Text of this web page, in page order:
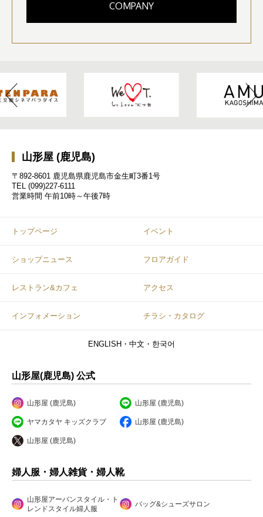
COMPANY
山形屋 (鹿児島)
〒892-8601 鹿児島県鹿児島市金生町3番1号
TEL (099)227-6111
営業時間 午前10時～午後7時
トップページ イベント
ショップニュース フロアガイド
レストラン&カフェ アクセス
インフォメーション チラシ・カタログ
ENGLISH・中文・한국어
山形屋(鹿児島) 公式
山形屋 (鹿児島) 山形屋 (鹿児島)
ヤマカタヤ キッズクラブ 山形屋 (鹿児島)
山形屋 (鹿児島)
婦人服・婦人雑貨・婦人靴
山形屋アーバンスタイル・ト
レンドスタイル婦人服
バッグ&シューズサロン